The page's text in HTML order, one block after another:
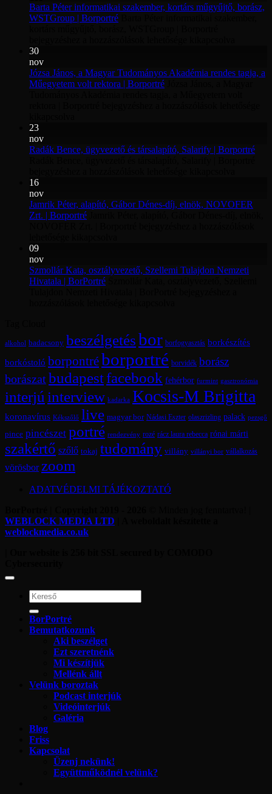
Barta Péter informatikai szakember, kortárs műgyűjtő, borász,
WSTGroup | Borportré
30
nov
Józsa János, a Magyar Tudományos Akadémia rendes tagja, a
Műegyetem volt rektora | Borportré
23
nov
Radák Bence, ügyvezető és társalapító, Salarify | Borportré
16
nov
Jamrik Péter, alapító, Gábor Dénes-díj, elnök, NOVOFER
Zrt. | Borportré
09
nov
Szmollár Kata, osztályvezető, Szellemi Tulajdon Nemzeti
Hivatala | BorPortré
alkohol badacsony beszélgetésbor borfogyasztás borkészítés
borkóstoló borpontréborportré borvidék borász
borászat budapestfacebook fehérbor furmint gasztronómia
interjú interview kadarka Kocsis-M Brigitta
koronavírus Kékszőlő live magyar bor Nádasi Eszter olaszrizling palack pezsgő
pince pincészet portré rendezvény rozé rácz laura rebecca rónai márti
szakértő szőlő tokaj tudomány villány villányi bor vállalkozás
vörösbor zoom
ADATVÉDELMI TÁJÉKOZTATÓ
WEBLOCK MEDIA LTD
weblockmedia.co.uk
BorPortré
Bemutatkozunk
Aki beszélget
Ezt szeretnénk
Mi készítjük
Mellénk állt
Velünk boroztak
Podcast interjúk
Videóinterjúk
Galéria
Blog
Friss
Kapcsolat
Üzenj nekünk!
Együttműködnél velünk?